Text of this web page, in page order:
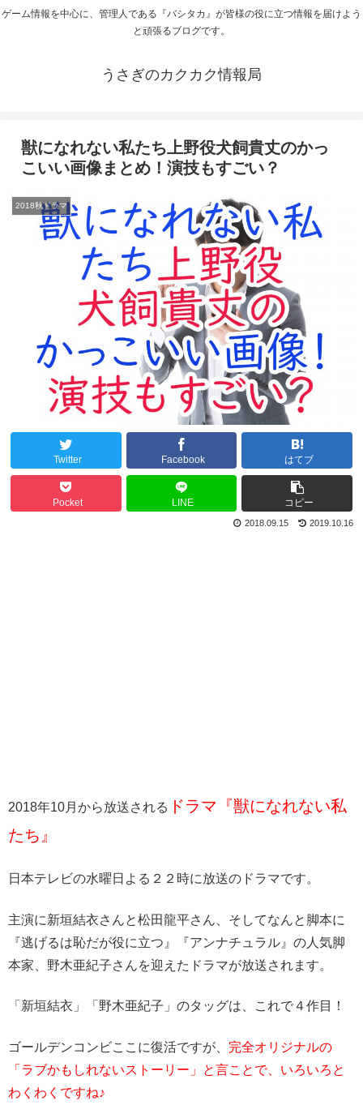
ゲーム情報を中心に、管理人である『バシタカ』が皆様の役に立つ情報を届けよう
と頑張るブログです。
うさぎのカクカク情報局
獣になれない私たち上野役犬飼貴丈のかっ
こいい画像まとめ！演技もすごい？
2018秋ドラマ
Twitter Facebook はてブ
Pocket LINE コピー
2019.10.16
2018.09.15
2018年10月から放送される ドラマ『獣になれない私
たち』
日本テレビの水曜日よる２２時に放送のドラマです。
主演に新垣結衣さんと松田龍平さん、そしてなんと脚本に
『逃げるは恥だが役に立つ』『アンナチュラル』の人気脚
本家、野木亜紀子さんを迎えたドラマが放送されます。
「新垣結衣」「野木亜紀子」のタッグは、これで４作目！
ゴールデンコンビここに復活ですが、 完全オリジナルの
「ラブかもしれないストーリー」と言ことで、いろいろと
わくわくですね♪